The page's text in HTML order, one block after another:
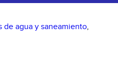
de agua y saneamiento,